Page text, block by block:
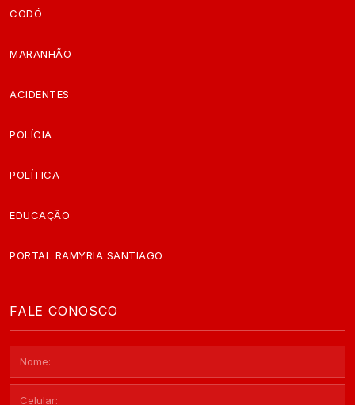
CODÓ
MARANHÃO
ACIDENTES
POLÍCIA
POLÍTICA
EDUCAÇÃO
PORTAL RAMYRIA SANTIAGO
FALE CONOSCO